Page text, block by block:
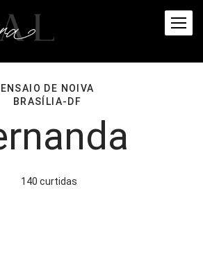
ENSAIO DE NOIVA
BRASÍLIA-DF
140 curtidas